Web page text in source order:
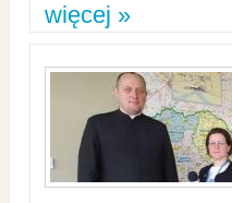
więcej »